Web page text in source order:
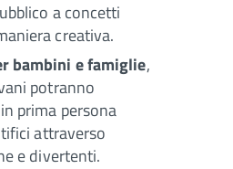
a concetti
creativa.
bambini e famiglie,
potranno
prima persona
attraverso
e divertenti.